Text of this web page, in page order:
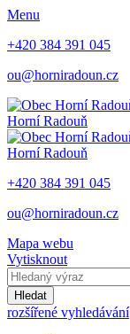
Menu
+420 384 391 045
ou@horniradoun.cz
Horní Radouň
Horní Radouň
+420 384 391 045
ou@horniradoun.cz
Mapa webu
Vytisknout
Hledat
rozšířené vyhledávání